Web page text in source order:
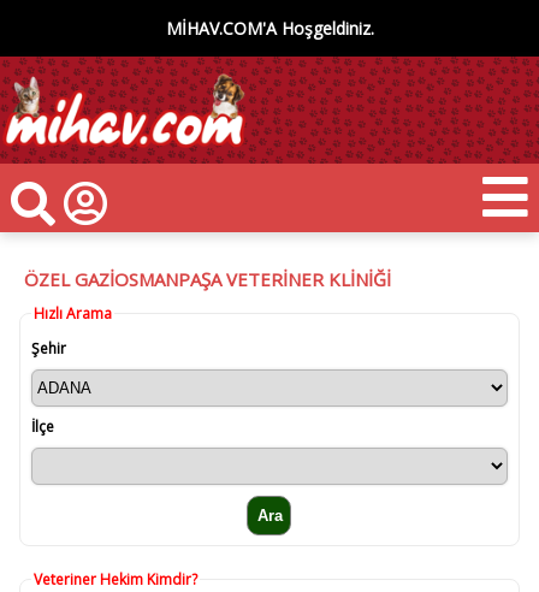
MİHAV.COM'A Hoşgeldiniz.
ÖZEL GAZİOSMANPAŞA VETERİNER KLİNİĞİ
Hızlı Arama
Şehir
İlçe
Veteriner Hekim Kimdir?